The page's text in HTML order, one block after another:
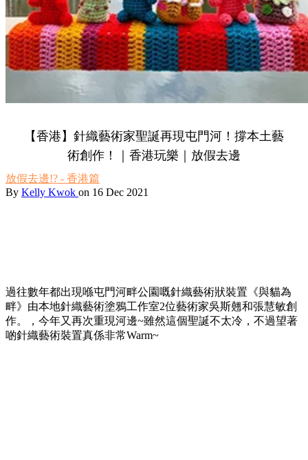
【香港】針織藝術家聖誕再現屯門河！撐本土藝
術創作！｜香港玩樂｜放假去邊
放假去邊!? - 香港篇
By Kelly Kwok on 16 Dec 2021
過往數年都出現喺屯門河畔公園嘅針織藝術狀裝置《與貓為
畔》由本地針織藝術塗鴉工作室2位藝術家吳斯翹和張慧敏創
作。，今年又再次重現河邊~雖然這個聖誕不太冷，不過望著
啲針織藝術裝置真係非常Warm~